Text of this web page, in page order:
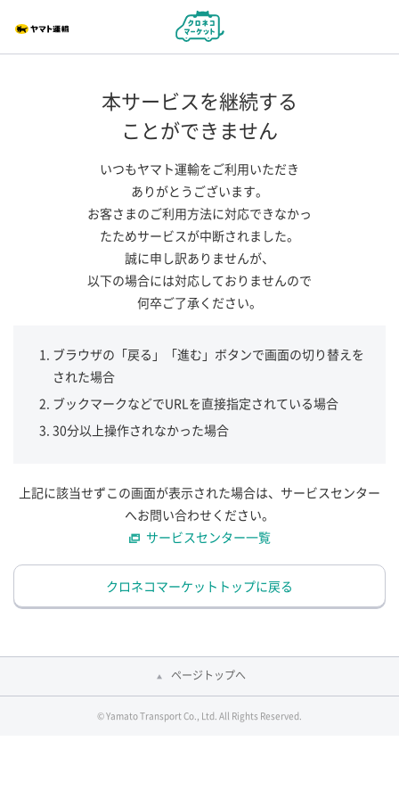
本サービスを継続する
ことができません
いつもヤマト運輸をご利用いただき
ありがとうございます。
お客さまのご利用方法に対応できなかっ
たためサービスが中断されました。
誠に申し訳ありませんが、
以下の場合には対応しておりませんので
何卒ご了承ください。
ブラウザの「戻る」「進む」ボタンで画面の切り替えを
された場合
ブックマークなどでURLを直接指定されている場合
30分以上操作されなかった場合
上記に該当せずこの画面が表示された場合は、サービスセンター
へお問い合わせください。
サービスセンター一覧
クロネコマーケットトップに戻る
ページトップへ
© Yamato Transport Co., Ltd. All Rights Reserved.